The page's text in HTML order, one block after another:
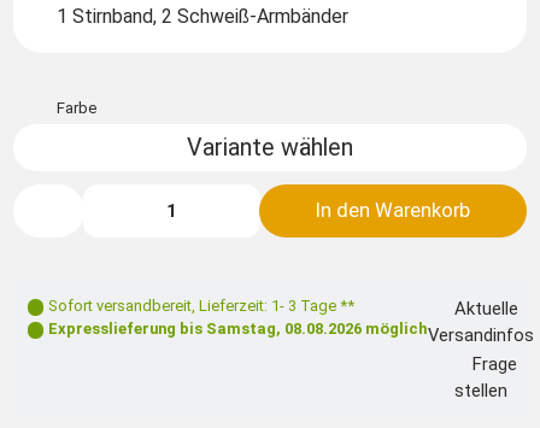
1 Stirnband, 2 Schweiß-Armbänder
Farbe
Variante wählen
In den Warenkorb
Sofort versandbereit, Lieferzeit: 1- 3 Tage **
Expresslieferung bis Samstag, 08.08.2026 möglich
Aktuelle
Versandinfos
Frage
stellen